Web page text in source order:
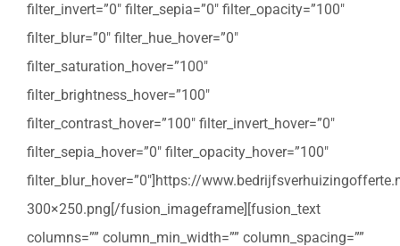
filter_invert=”0″ filter_sepia=”0″ filter_opacity=”100″
filter_blur=”0″ filter_hue_hover=”0″
filter_saturation_hover=”100″
filter_brightness_hover=”100″
filter_contrast_hover=”100″ filter_invert_hover=”0″
filter_sepia_hover=”0″ filter_opacity_hover=”100″
filter_blur_hover=”0″]https://
300×250.png[/fusion_imageframe][fusion_text
columns=”” column_min_width=”” column_spacing=””